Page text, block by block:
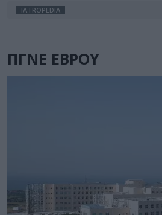
IATROPEDIA
ΠΓΝΕ ΕΒΡΟΥ